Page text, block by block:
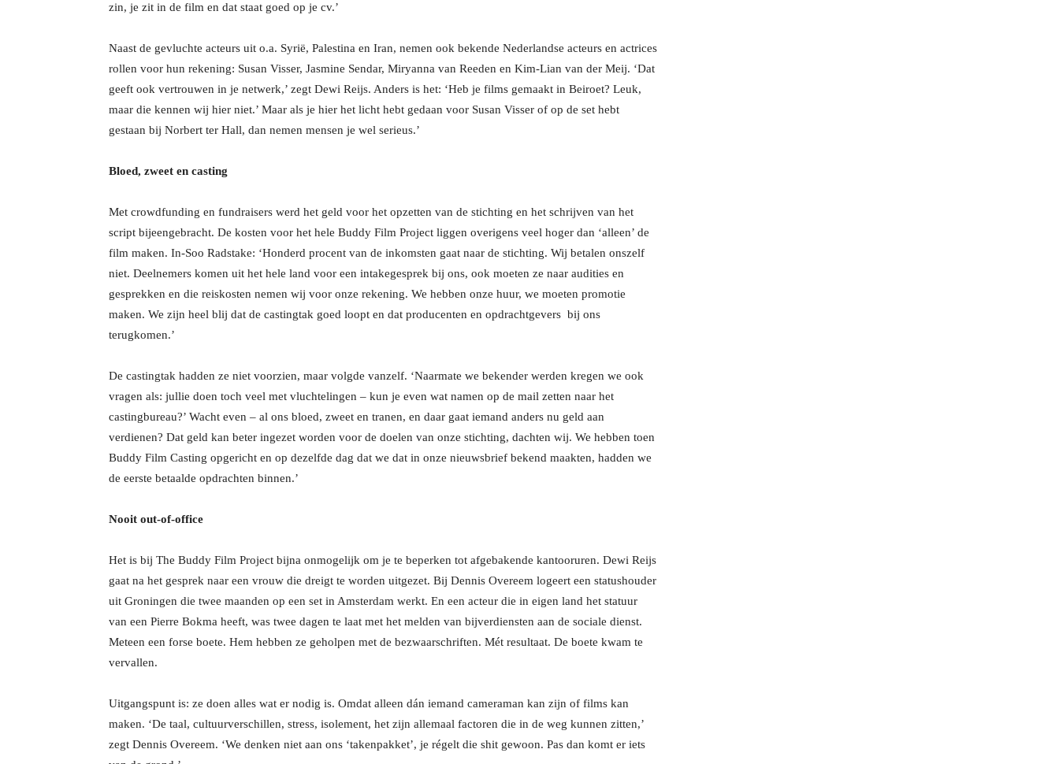
zin, je zit in de film en dat staat goed op je cv.’
Naast de gevluchte acteurs uit o.a. Syrië, Palestina en Iran, nemen ook bekende Nederlandse acteurs en actrices
rollen voor hun rekening: Susan Visser, Jasmine Sendar, Miryanna van Reeden en Kim-Lian van der Meij. ‘Dat
geeft ook vertrouwen in je netwerk,’ zegt Dewi Reijs. Anders is het: ‘Heb je films gemaakt in Beiroet? Leuk,
maar die kennen wij hier niet.’ Maar als je hier het licht hebt gedaan voor Susan Visser of op de set hebt
gestaan bij Norbert ter Hall, dan nemen mensen je wel serieus.’
Bloed, zweet en casting
Met crowdfunding en fundraisers werd het geld voor het opzetten van de stichting en het schrijven van het
script bijeengebracht. De kosten voor het hele Buddy Film Project liggen overigens veel hoger dan ‘alleen’ de
film maken. In-Soo Radstake: ‘Honderd procent van de inkomsten gaat naar de stichting. Wij betalen onszelf
niet. Deelnemers komen uit het hele land voor een intakegesprek bij ons, ook moeten ze naar audities en
gesprekken en die reiskosten nemen wij voor onze rekening. We hebben onze huur, we moeten promotie
maken. We zijn heel blij dat de castingtak goed loopt en dat producenten en opdrachtgevers bij ons
terugkomen.’
De castingtak hadden ze niet voorzien, maar volgde vanzelf. ‘Naarmate we bekender werden kregen we ook
vragen als: jullie doen toch veel met vluchtelingen – kun je even wat namen op de mail zetten naar het
castingbureau?’ Wacht even – al ons bloed, zweet en tranen, en daar gaat iemand anders nu geld aan
verdienen? Dat geld kan beter ingezet worden voor de doelen van onze stichting, dachten wij. We hebben toen
Buddy Film Casting opgericht en op dezelfde dag dat we dat in onze nieuwsbrief bekend maakten, hadden we
de eerste betaalde opdrachten binnen.’
Nooit out-of-office
Het is bij The Buddy Film Project bijna onmogelijk om je te beperken tot afgebakende kantooruren. Dewi Reijs
gaat na het gesprek naar een vrouw die dreigt te worden uitgezet. Bij Dennis Overeem logeert een statushouder
uit Groningen die twee maanden op een set in Amsterdam werkt. En een acteur die in eigen land het statuur
van een Pierre Bokma heeft, was twee dagen te laat met het melden van bijverdiensten aan de sociale dienst.
Meteen een forse boete. Hem hebben ze geholpen met de bezwaarschriften. Mét resultaat. De boete kwam te
vervallen.
Uitgangspunt is: ze doen alles wat er nodig is. Omdat alleen dán iemand cameraman kan zijn of films kan
maken. ‘De taal, cultuurverschillen, stress, isolement, het zijn allemaal factoren die in de weg kunnen zitten,’
zegt Dennis Overeem. ‘We denken niet aan ons ‘takenpakket’, je régelt die shit gewoon. Pas dan komt er iets